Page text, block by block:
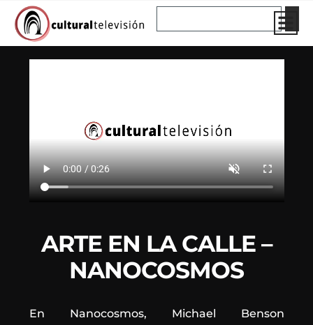
contenido
ARTE EN LA CALLE –
NANOCOSMOS
En Nanocosmos, Michael Benson